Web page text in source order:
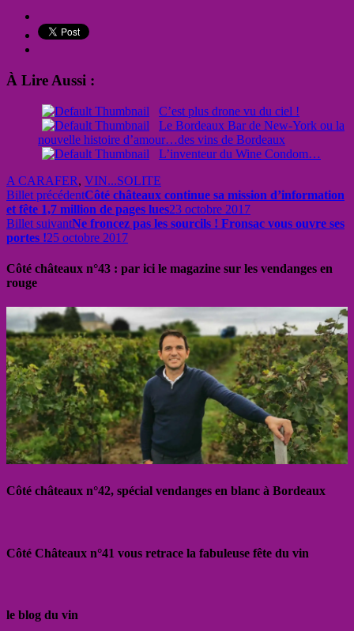
À Lire Aussi :
C’est plus drone vu du ciel !
Le Bordeaux Bar de New-York ou la
nouvelle histoire d’amour…des vins de Bordeaux
L’inventeur du Wine Condom…
A CARAFER, VIN...SOLITE
Billet précédentCôté châteaux continue sa mission d’information
et fête 1,7 million de pages lues23 octobre 2017
Billet suivantNe froncez pas les sourcils ! Fronsac vous ouvre ses
portes !25 octobre 2017
Côté châteaux n°43 : par ici le magazine sur les vendanges en
rouge
Côté châteaux n°42, spécial vendanges en blanc à Bordeaux
Côté Châteaux n°41 vous retrace la fabuleuse fête du vin
le blog du vin